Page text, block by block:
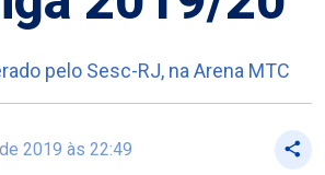
pelo Sesc-RJ, na Arena MTC
2019 às 22:49